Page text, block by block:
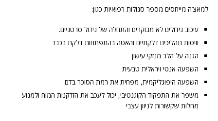
למאצ’ה מייחסים מספר סגולות רפואיות כגון:
עיכוב גידולים לא מבוקרים והתחלה של גידול סרטניים.
וויסות תהליכים דלקתיים והאטה בהתפתחות דלקת בכבד
הגנה על הלב מנזקי עישון
השפעה אנטי ויראלית טבעית
השפעה היפוגליקמית, מפחית את רמת הסוכר בדם
משפר את התפקוד הקוגנטיבי, יכול לעכב את הזדקנות המוח ולמנוע
מחלות שקשורות לניוון עצבי